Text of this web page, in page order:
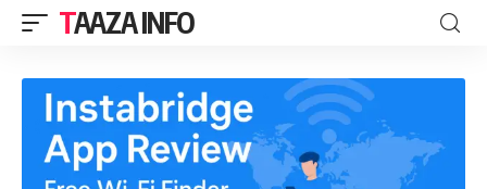
TAAZA INFO